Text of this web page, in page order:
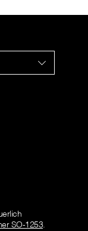
SO-1253.